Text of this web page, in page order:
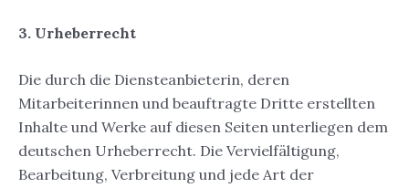
3. Urheberrecht
Die durch die Diensteanbieterin, deren
Mitarbeiterinnen und beauftragte Dritte erstellten
Inhalte und Werke auf diesen Seiten unterliegen dem
deutschen Urheberrecht. Die Vervielfältigung,
Bearbeitung, Verbreitung und jede Art der